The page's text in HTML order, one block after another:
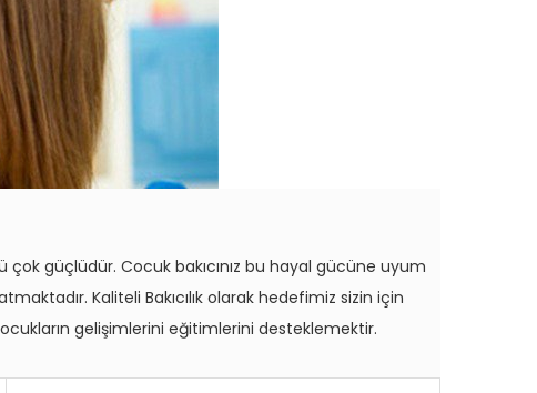
çok güçlüdür. Cocuk bakıcınız bu hayal gücüne uyum
Kaliteli Bakıcılık olarak hedefimiz sizin için
gelişimlerini eğitimlerini desteklemektir.